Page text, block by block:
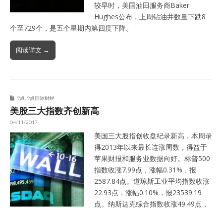
较早时，美国油田服务商Baker
Hughes公布，上周钻油井数量下跌8
个至729个，是五个星期内第四度下降。
阅读详文 →
9点 9点国际财经
美股三大指数齐创新高
04/11/2017
美国三大股指创收盘纪录新高，本周录
得2013年以来最长连涨周数，得益于
苹果财报和服务业数据向好。标普500
指数收涨7.99点，涨幅0.31%，报
2587.84点。道琼斯工业平均指数收涨
22.93点，涨幅0.10%，报23539.19
点。纳斯达克综合指数收涨49.49点，